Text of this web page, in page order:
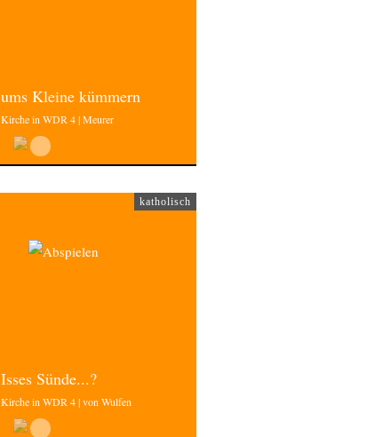
ums Kleine kümmern
Kirche in WDR 4 | Meurer
katholisch
Isses Sünde...?
Kirche in WDR 4 | von Wulfen